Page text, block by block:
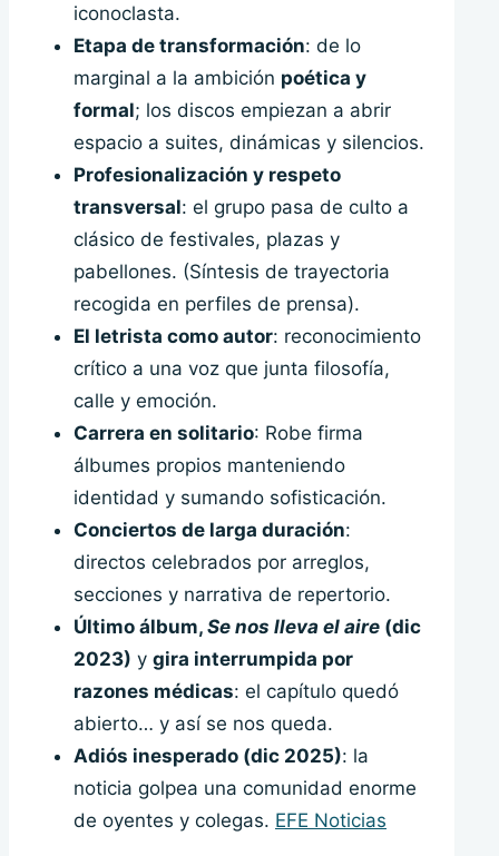
iconoclasta.
Etapa de transformación: de lo
marginal a la ambición poética y
formal; los discos empiezan a abrir
espacio a suites, dinámicas y silencios.
Profesionalización y respeto
transversal: el grupo pasa de culto a
clásico de festivales, plazas y
pabellones. (Síntesis de trayectoria
recogida en perfiles de prensa).
El letrista como autor: reconocimiento
crítico a una voz que junta filosofía,
calle y emoción.
Carrera en solitario: Robe firma
álbumes propios manteniendo
identidad y sumando sofisticación.
Conciertos de larga duración:
directos celebrados por arreglos,
secciones y narrativa de repertorio.
Último álbum, Se nos lleva el aire (dic
2023) y gira interrumpida por
razones médicas: el capítulo quedó
abierto… y así se nos queda.
Adiós inesperado (dic 2025): la
noticia golpea una comunidad enorme
de oyentes y colegas. EFE Noticias